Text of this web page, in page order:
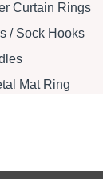
Curtain Rings
/ Sock Hooks
Mat Ring